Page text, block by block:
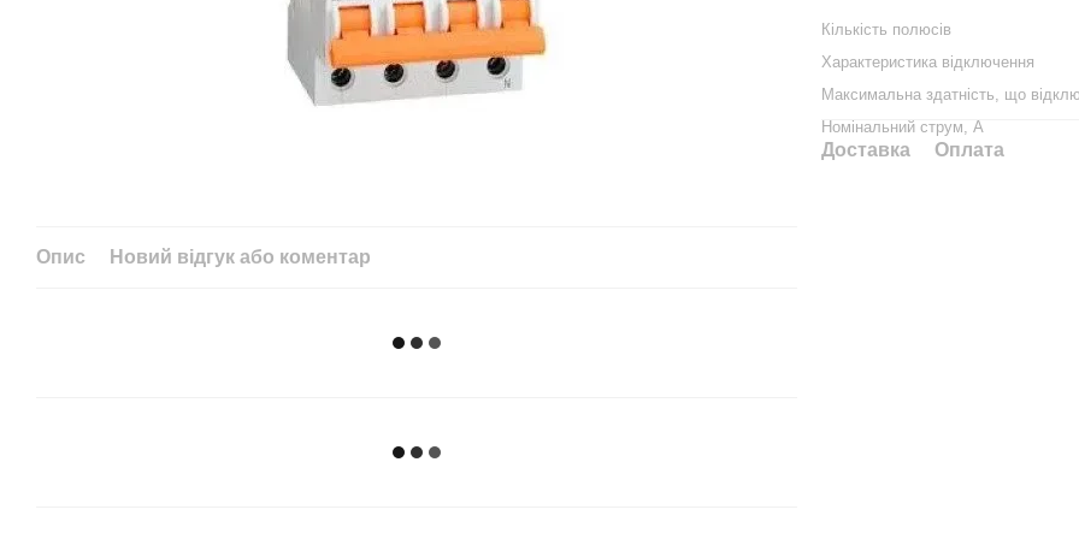
Опис Новий відгук або коментар
Кількість полюсів
Характеристика відключення
Максимальна здатність, що
Номінальний струм, А
Доставка Оплата